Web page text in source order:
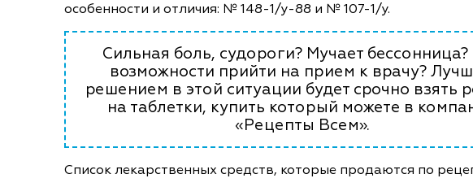
особенности и отличия: № 148-1/у-88 и № 107-1/у.
Сильная боль, судороги? Мучает бессонница?
возможности прийти на прием к врачу?
решением в этой ситуации будет срочно взять
на таблетки, купить который можете в
«Рецепты Всем».
Список лекарственных средств, которые продаются по